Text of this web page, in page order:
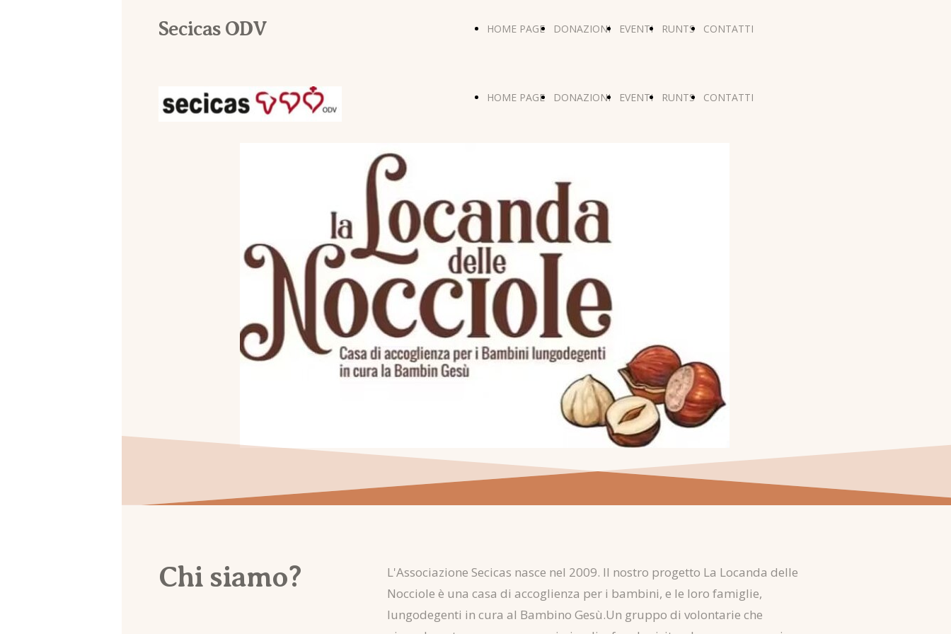
HOME PAGE DONAZIONI EVENTI RUNTS CONTATTI
Secicas ODV
HOME PAGE DONAZIONI EVENTI RUNTS CONTATTI
Chi siamo?
L'Associazione Secicas nasce nel 2009. Il nostro progetto La Locanda delle
Nocciole è una casa di accoglienza per i bambini, e le loro famiglie,
lungodegenti in cura al Bambino Gesù.Un gruppo di volontarie che